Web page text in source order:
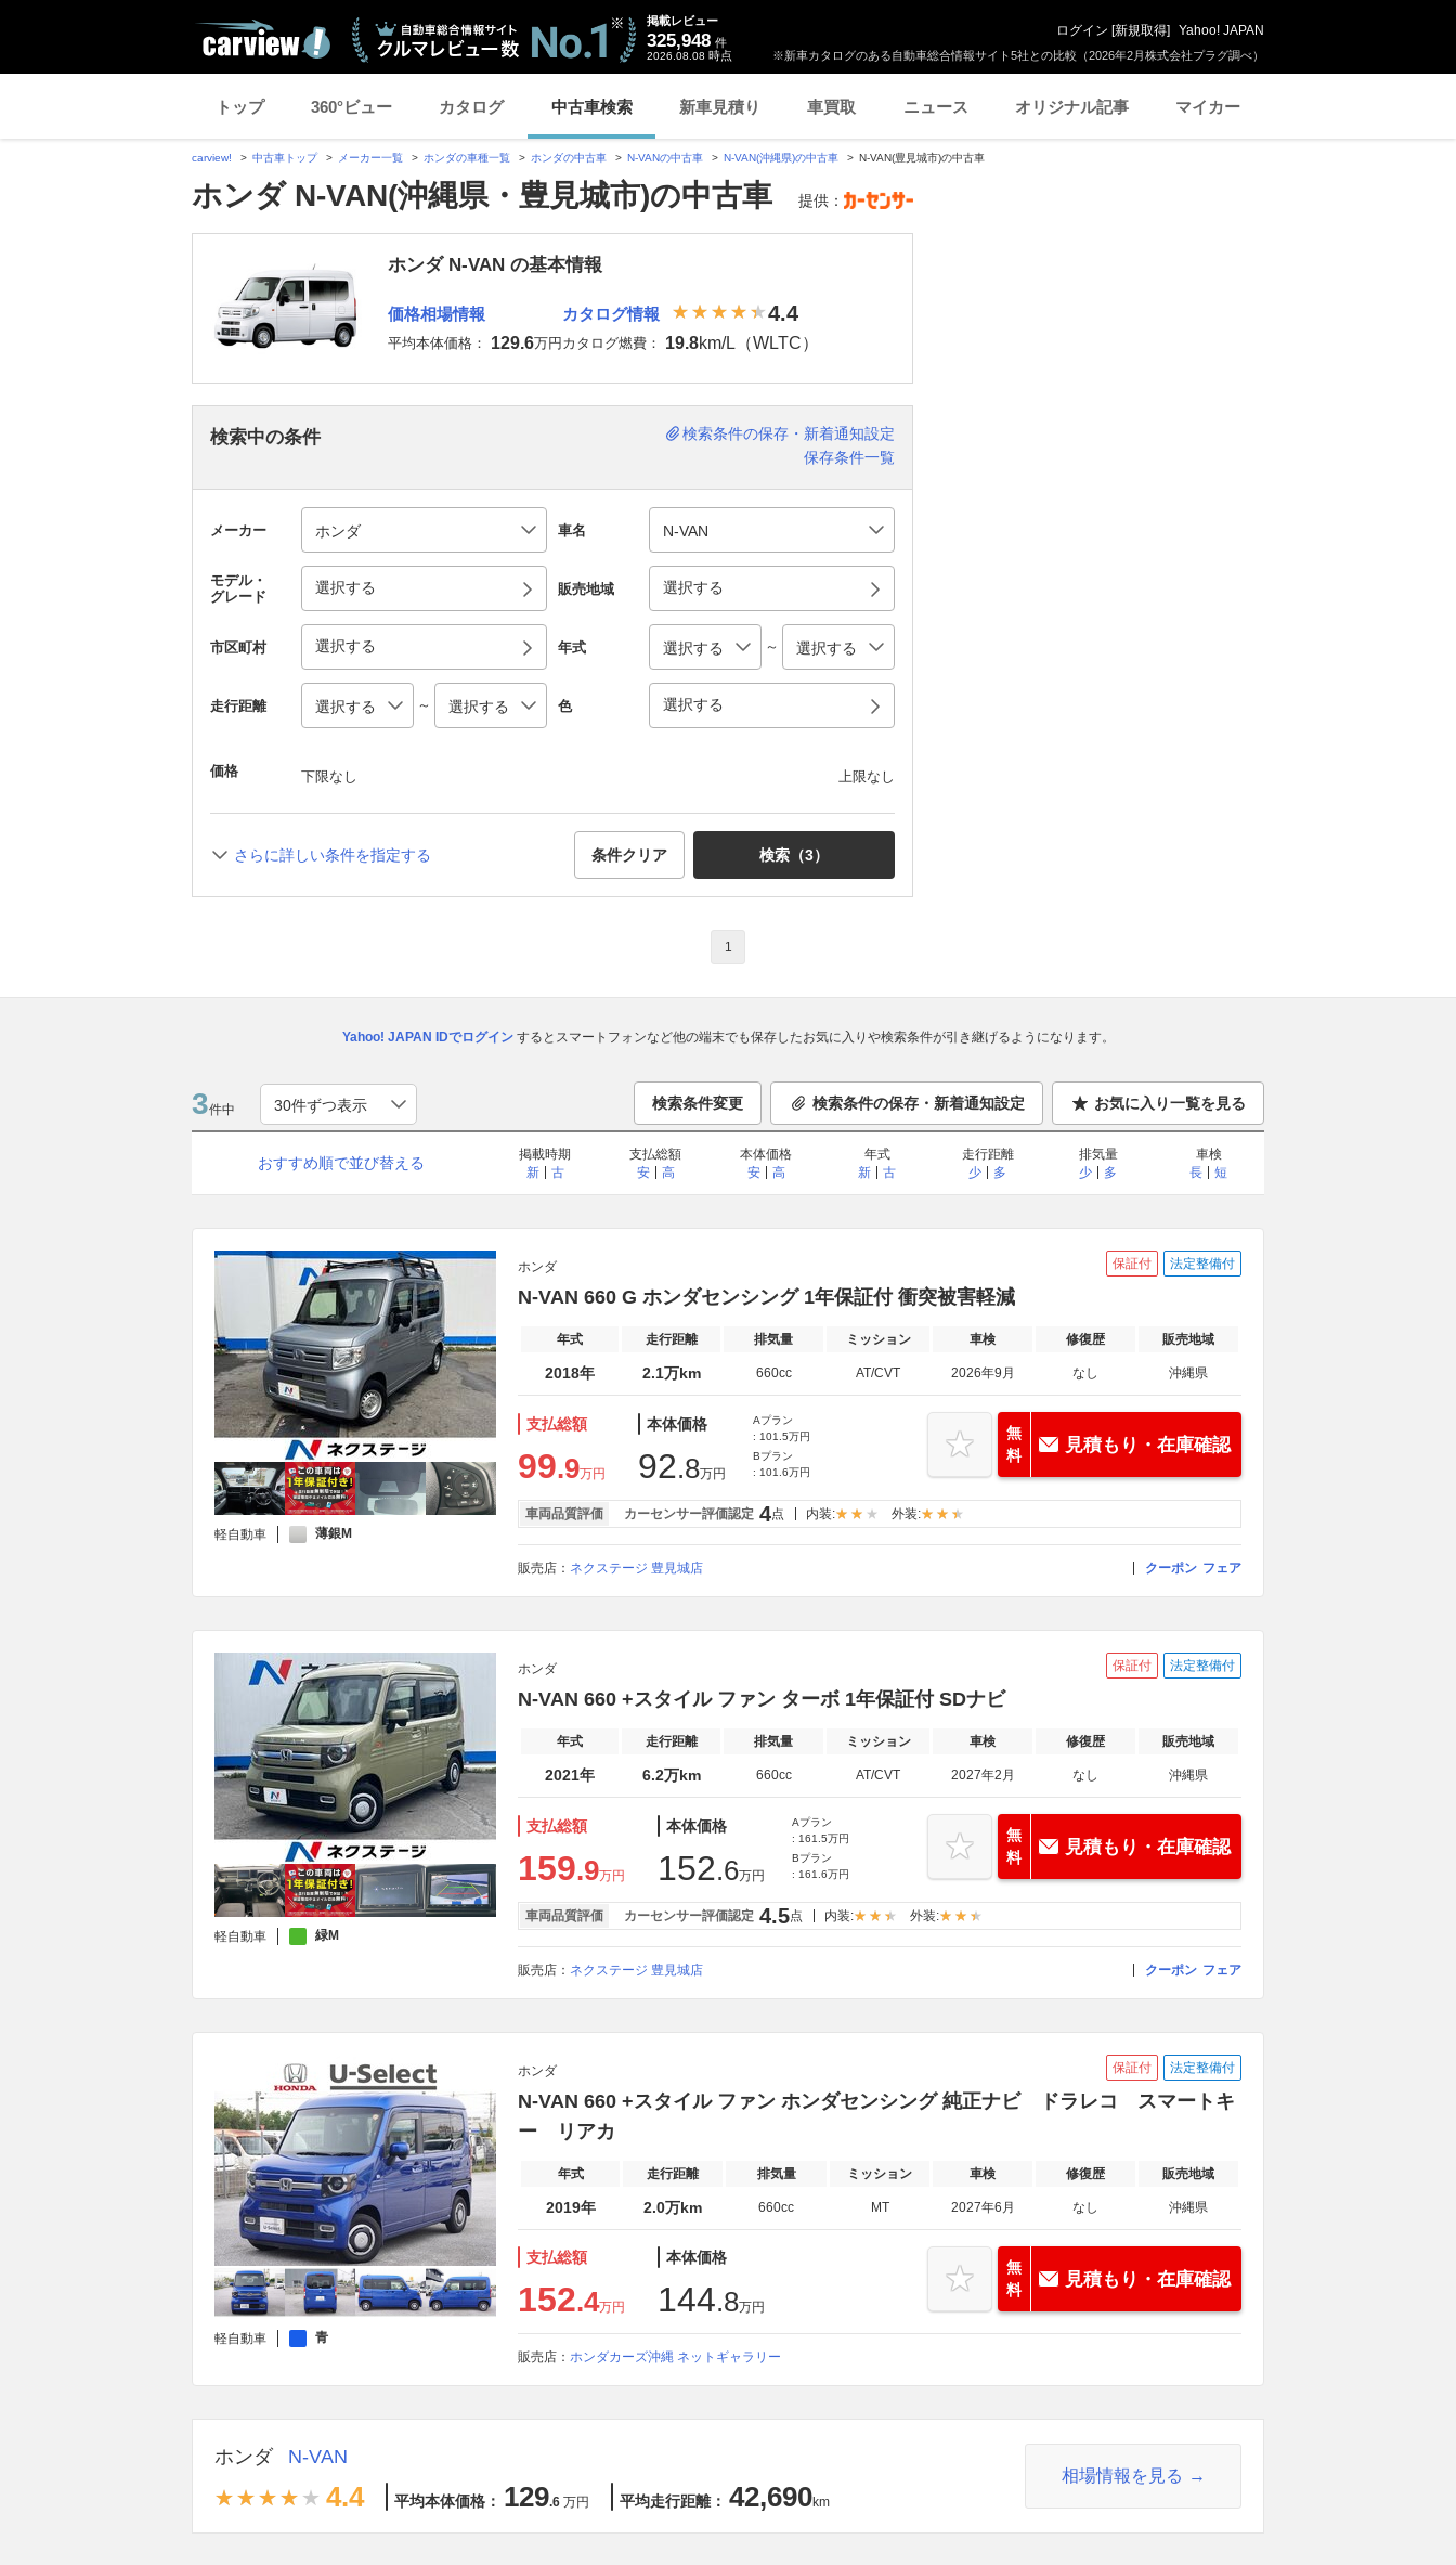
※新車カタログのある自動車総合情報サイト5社との比較（2026年2月株式会社プラグ調べ）
掲載レビュー
325,948 件
2026.08.08 時点
ログイン [新規取得] Yahoo! JAPAN
トップ 360°ビュー カタログ 中古車検索 新車見積り 車買取 ニュース オリジナル記事 マイカー
carview! 中古車トップ メーカー一覧 ホンダの車種一覧 ホンダの中古車 N-VANの中古車 N-VAN(沖縄県)の中古車 N-VAN(豊見城市)の中古車
ホンダ N-VAN(沖縄県・豊見城市)の中古車 提供：
ホンダ N-VAN の基本情報
価格相場情報
平均本体価格： 129.6万円
カタログ情報 4.4
カタログ燃費： 19.8km/L（WLTC）
検索中の条件
検索条件の保存・新着通知設定
保存条件一覧
メーカー 車名
モデル・
グレード
選択する 販売地域 選択する
市区町村 選択する 年式 ～
走行距離 ～ 色 選択する
価格 下限なし 上限なし
さらに詳しい条件を指定する 条件クリア 検索（3）
1
Yahoo! JAPAN IDでログインするとスマートフォンなど他の端末でも保存したお気に入りや検索条件が引き継げるようになります。
3件中 検索条件変更 検索条件の保存・新着通知設定 お気に入り一覧を見る
おすすめ順で並び替える
掲載時期
新
古
支払総額
安
高
本体価格
安
高
年式
新
古
走行距離
少
多
排気量
少
多
車検
長
短
軽自動車 薄銀M
ホンダ 保証付 法定整備付
N-VAN 660 G ホンダセンシング 1年保証付 衝突被害軽減
年式 走行距離 排気量 ミッション 車検 修復歴 販売地域
2018年 2.1万km 660cc AT/CVT 2026年9月 なし 沖縄県
支払総額
99.9万円
本体価格
92.8万円
Aプラン
: 101.5万円
Bプラン
: 101.6万円
無
料
見積もり・在庫確認
車両品質評価 カーセンサー評価認定 4点 内装: 外装:
販売店： ネクステージ 豊見城店 クーポン フェア
軽自動車 緑M
ホンダ 保証付 法定整備付
N-VAN 660 +スタイル ファン ターボ 1年保証付 SDナビ
年式 走行距離 排気量 ミッション 車検 修復歴 販売地域
2021年 6.2万km 660cc AT/CVT 2027年2月 なし 沖縄県
支払総額
159.9万円
本体価格
152.6万円
Aプラン
: 161.5万円
Bプラン
: 161.6万円
無
料
見積もり・在庫確認
車両品質評価 カーセンサー評価認定 4.5点 内装: 外装:
販売店： ネクステージ 豊見城店 クーポン フェア
軽自動車 青
ホンダ 保証付 法定整備付
N-VAN 660 +スタイル ファン ホンダセンシング 純正ナビ ドラレコ スマートキ
ー リアカ
年式 走行距離 排気量 ミッション 車検 修復歴 販売地域
2019年 2.0万km 660cc MT 2027年6月 なし 沖縄県
支払総額
152.4万円
本体価格
144.8万円
無
料
見積もり・在庫確認
販売店： ホンダカーズ沖縄 ネットギャラリー
ホンダ N-VAN
4.4 平均本体価格： 129.6 万円 平均走行距離： 42,690km
相場情報を見る